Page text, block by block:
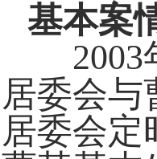
基本案
2003年
居委会
居委会